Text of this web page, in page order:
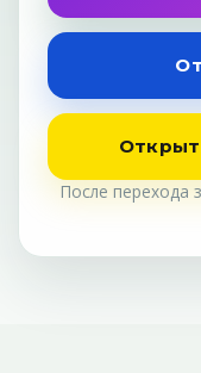
После перехода